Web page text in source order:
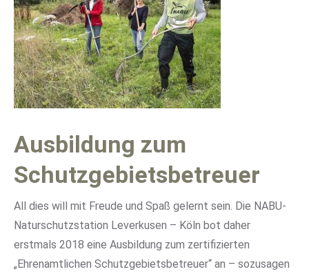
Ausbildung zum
Schutzgebietsbetreuer
All dies will mit Freude und Spaß gelernt sein. Die NABU-
Naturschutzstation Leverkusen – Köln bot daher
erstmals 2018 eine Ausbildung zum zertifizierten
„Ehrenamtlichen Schutzgebietsbetreuer“ an – sozusagen